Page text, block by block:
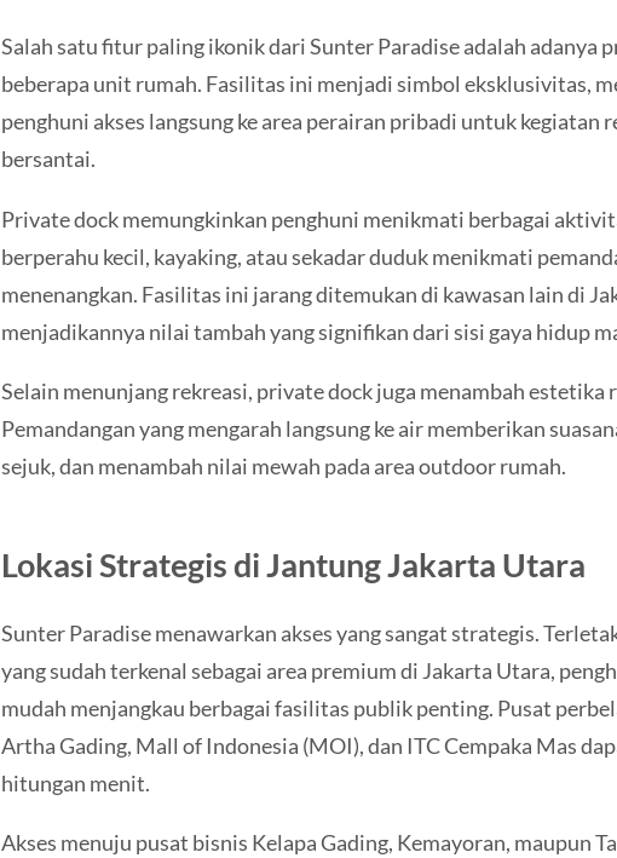
Salah satu fitur paling ikonik dari Sunter Paradise adalah adanya
beberapa unit rumah. Fasilitas ini menjadi simbol eksklusivitas,
penghuni akses langsung ke area perairan pribadi untuk kegiatan
bersantai.
Private dock memungkinkan penghuni menikmati berbagai
berperahu kecil, kayaking, atau sekadar duduk menikmati
menenangkan. Fasilitas ini jarang ditemukan di kawasan lain di
menjadikannya nilai tambah yang signifikan dari sisi gaya hidup
Selain menunjang rekreasi, private dock juga menambah estetika
Pemandangan yang mengarah langsung ke air memberikan
sejuk, dan menambah nilai mewah pada area outdoor rumah.
Lokasi Strategis di Jantung Jakarta Utara
Sunter Paradise menawarkan akses yang sangat strategis.
yang sudah terkenal sebagai area premium di Jakarta Utara,
mudah menjangkau berbagai fasilitas publik penting. Pusat
Artha Gading, Mall of Indonesia (MOI), dan ITC Cempaka Mas
hitungan menit.
Akses menuju pusat bisnis Kelapa Gading, Kemayoran, maupun